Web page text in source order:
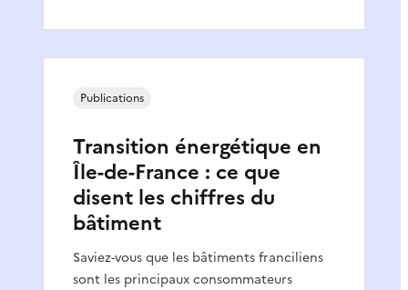
Transition énergétique en
Île-de-France : ce que
disent les chiffres du
bâtiment
Saviez-vous que les bâtiments franciliens
sont les principaux consommateurs
Publications